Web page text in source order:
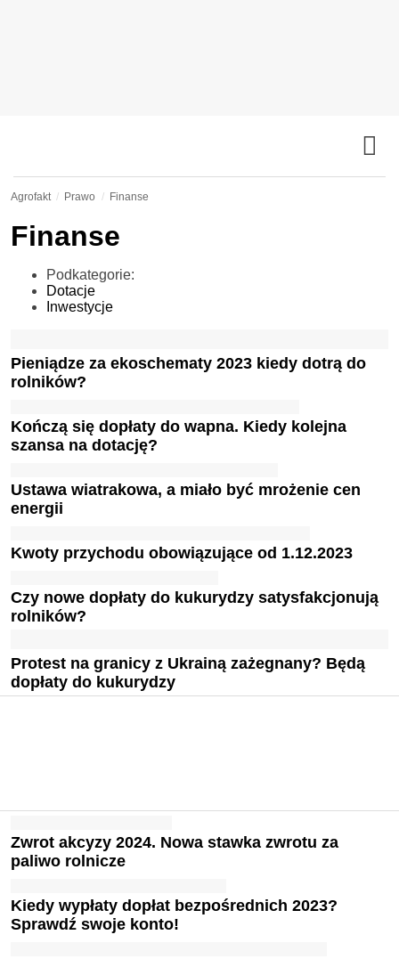
Agrofakt Prawo Finanse
Finanse
Podkategorie:
Dotacje
Inwestycje
Pieniądze za ekoschematy 2023 kiedy dotrą do
rolników?
Kończą się dopłaty do wapna. Kiedy kolejna
szansa na dotację?
Ustawa wiatrakowa, a miało być mrożenie cen
energii
Kwoty przychodu obowiązujące od 1.12.2023
Czy nowe dopłaty do kukurydzy satysfakcjonują
rolników?
Protest na granicy z Ukrainą zażegnany? Będą
dopłaty do kukurydzy
Zwrot akcyzy 2024. Nowa stawka zwrotu za
paliwo rolnicze
Kiedy wypłaty dopłat bezpośrednich 2023?
Sprawdź swoje konto!